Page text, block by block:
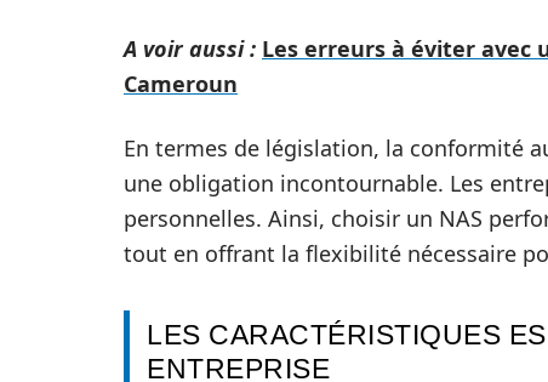
A voir aussi : Les erreurs à éviter avec
Cameroun
En termes de législation, la conformité
une obligation incontournable. Les
personnelles. Ainsi, choisir un NAS
tout en offrant la flexibilité nécessaire
LES CARACTÉRISTIQUES
ENTREPRISE